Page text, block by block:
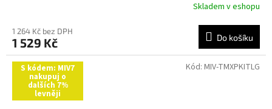
Skladem v eshopu
1 264 Kč bez DPH
1 529 Kč Do košíku
S kódem: MIV7
nakupuj o
dalších 7%
levněji
Kód: MIV-TMXPKITLG